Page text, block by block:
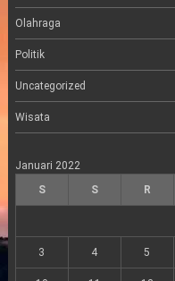
Olahraga
Politik
Uncategorized
Wisata
Januari 2022
S
S R
3 4 5